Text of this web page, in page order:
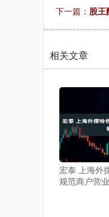
下一篇： 股王
相关文章
宏泰 上海外
规范商户营